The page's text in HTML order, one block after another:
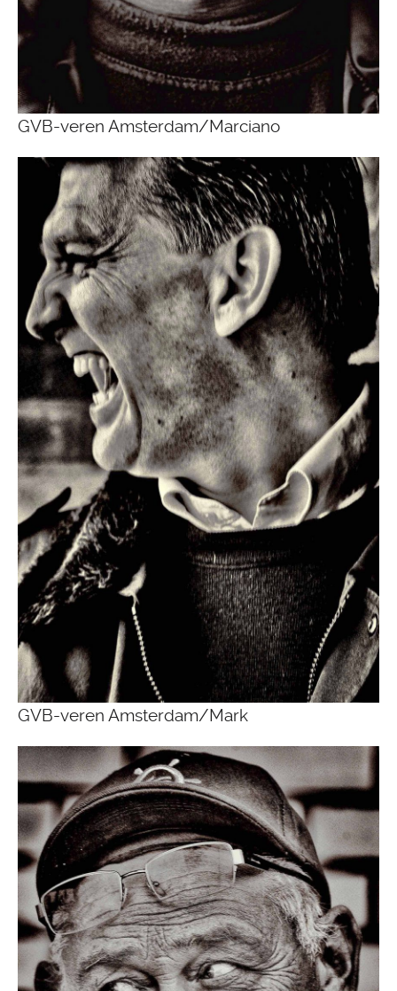
GVB-veren Amsterdam/Marciano
GVB-veren Amsterdam/Mark